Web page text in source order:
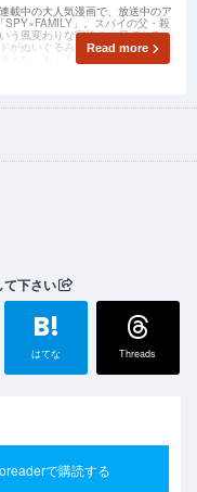
載中の大人気漫画で、放送中のア
SPY×FAMILY」。スパイの父・殺
う風変わりな家族の一員である、
がぬいぐるみになりました！今に
うな、もふもふで可愛い仕上が
Read more
て下さい
B!
はてな Threads
で購読する